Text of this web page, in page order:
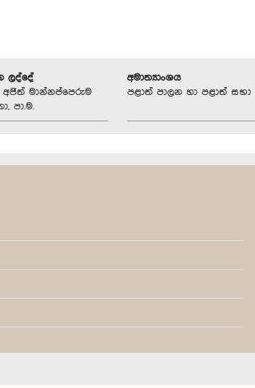
ලද්දේ
මාන්නප්පෙරුම
පා.ම.
අමාත්‍යාංශය
පළාත් පාලන හා පළාත් සභා